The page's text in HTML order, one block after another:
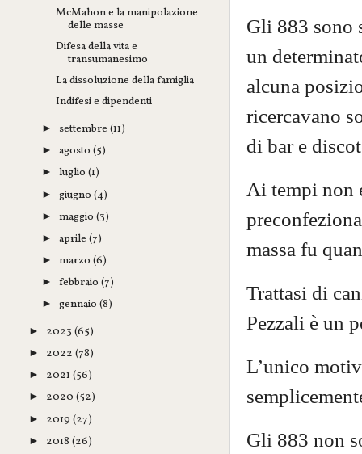
Gli 883 sono
un
alcuna
ricercavano
di bar e
Ai tempi non
massa fu
Trattasi di
Pezzali è un
L’unico
Gli 883 non
McMahon e la manipolazione
delle masse
Difesa della vita e
transumanesimo
La dissoluzione della famiglia
Indifesi e dipendenti
► settembre(11)
►agosto(5)
►luglio(1)
►giugno(4)
►maggio(3)
►aprile(7)
►marzo(6)
►febbraio(7)
►gennaio(8)
► 2023 (65)
► 2022 (78)
► 2021 (56)
► 2020 (52)
► 2019 (27)
► 2018 (26)